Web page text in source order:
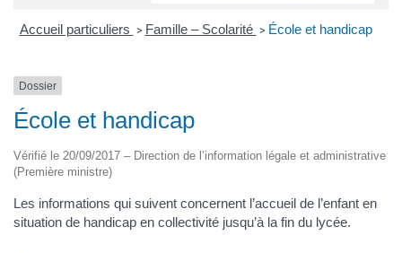
Accueil particuliers > Famille – Scolarité > École et handicap
Dossier
École et handicap
Vérifié le 20/09/2017 – Direction de l’information légale et administrative
(Première ministre)
Les informations qui suivent concernent l’accueil de l’enfant en
situation de handicap en collectivité jusqu’à la fin du lycée.